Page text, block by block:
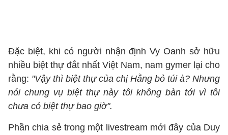
Đặc biệt, khi có người nhận định Vy Oanh sở hữu
nhiều biệt thự đắt nhất Việt Nam, nam gymer lại cho
rằng: "Vậy thì biệt thự của chị Hằng bỏ túi à? Nhưng
nói chung vụ biệt thự này tôi không bàn tới vì tôi
chưa có biệt thự bao giờ".
Phần chia sẻ trong một livestream mới đây của Duy